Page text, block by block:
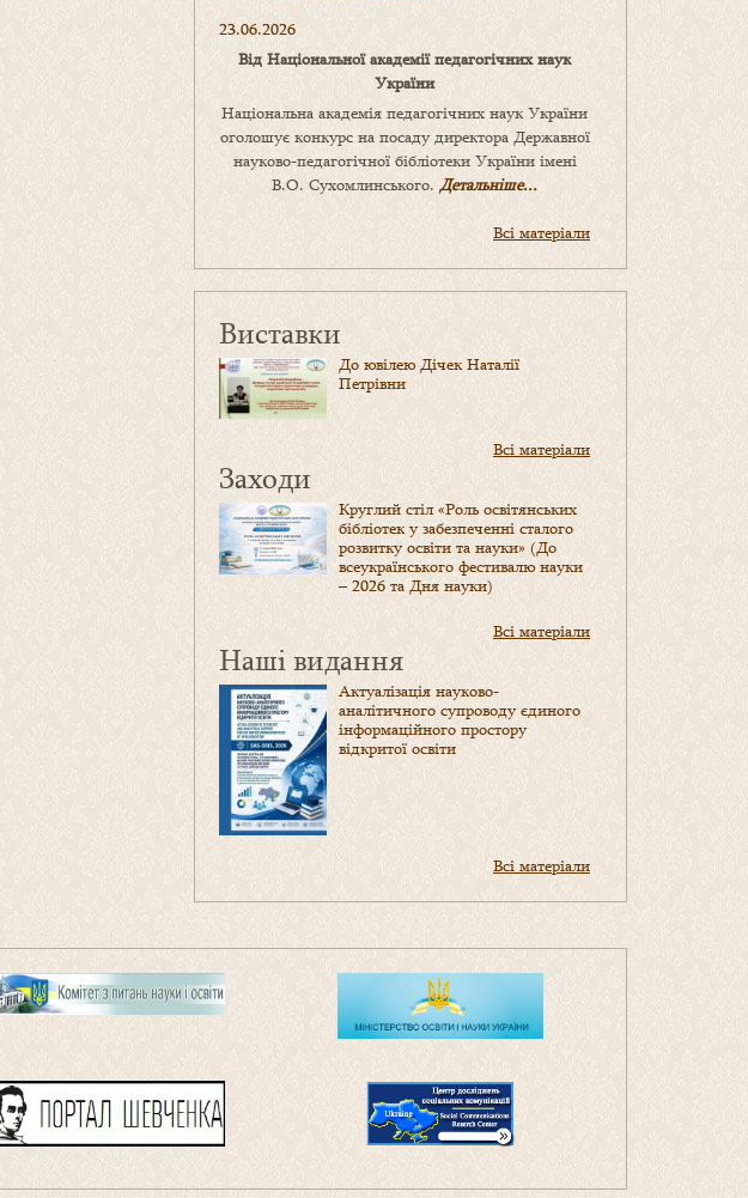
23.06.2026
Від Національної академії педагогічних наук
України
Національна академія педагогічних наук України
оголошує конкурс на посаду директора Державної
науково-педагогічної бібліотеки України імені
В.О. Сухомлинського. Детальніше...
Всі матеріали
Виставки
До ювілею Дічек Наталії
Петрівни
Всі матеріали
Заходи
Круглий стіл «Роль освітянських
бібліотек у забезпеченні сталого
розвитку освіти та науки» (До
всеукраїнського фестивалю науки
– 2026 та Дня науки)
Всі матеріали
Наші видання
Актуалізація науково-
аналітичного супроводу єдиного
інформаційного простору
відкритої освіти
Всі матеріали